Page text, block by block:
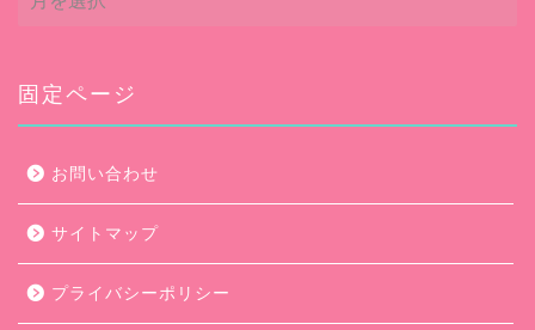
ー
ブ
固定ページ
お問い合わせ
サイトマップ
プライバシーポリシー